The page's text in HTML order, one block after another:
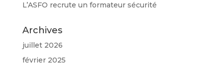
L’ASFO recrute un formateur sécurité
Archives
juillet 2026
février 2025